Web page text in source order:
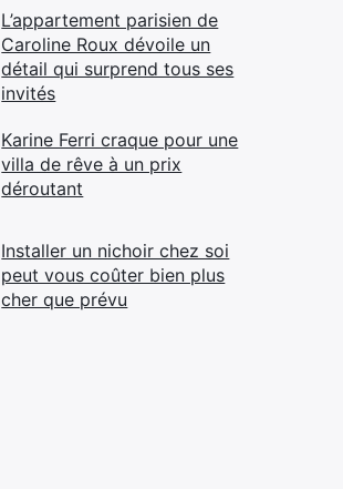
L’appartement parisien de
Caroline Roux dévoile un
détail qui surprend tous ses
invités
Karine Ferri craque pour une
villa de rêve à un prix
déroutant
Installer un nichoir chez soi
peut vous coûter bien plus
cher que prévu